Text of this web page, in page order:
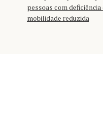
pessoas com deficiência
mobilidade reduzida